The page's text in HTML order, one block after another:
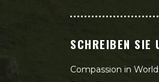
SCHREIBEN SIE
Compassion in